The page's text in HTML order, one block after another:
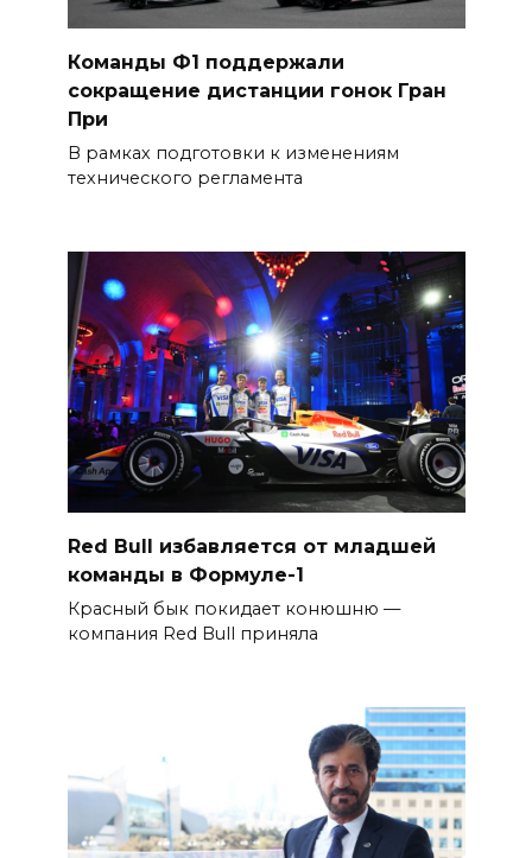
Команды Ф1 поддержали
сокращение дистанции гонок Гран
При
В рамках подготовки к изменениям
технического регламента
Red Bull избавляется от младшей
команды в Формуле-1
Красный бык покидает конюшню —
компания Red Bull приняла